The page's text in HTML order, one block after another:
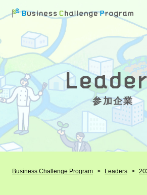
参加企業
Business Challenge Program Leaders